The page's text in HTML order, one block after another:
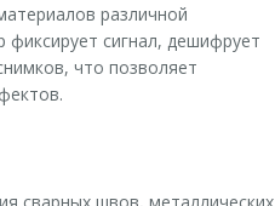
различной
сигнал, дешифрует
что позволяет